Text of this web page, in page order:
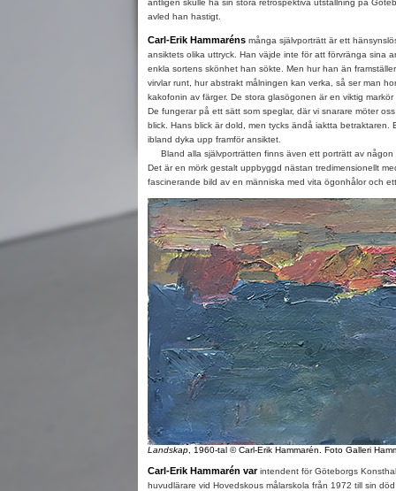
äntligen skulle ha sin stora retrospektiva utställning på
avled han hastigt.
Carl-Erik Hammaréns många självporträtt är ett
ansiktets olika uttryck. Han väjde inte för att förvränga sina
enkla sortens skönhet han sökte. Men hur han än
virvlar runt, hur abstrakt målningen kan verka, så ser man
kakofonin av färger. De stora glasögonen är en viktig
De fungerar på ett sätt som speglar, där vi snarare möter
blick. Hans blick är dold, men tycks ändå iaktta betraktaren.
ibland dyka upp framför ansiktet.
Bland alla självporträtten finns även ett porträtt av någon
Det är en mörk gestalt uppbyggd nästan tredimensionellt
fascinerande bild av en människa med vita ögonhålor och
Landskap , 1960-tal © Carl-Erik Hammarén. Foto Galleri
Carl-Erik Hammarén varintendent för Göteborgs
huvudlärare vid Hovedskous målarskola från 1972 till sin